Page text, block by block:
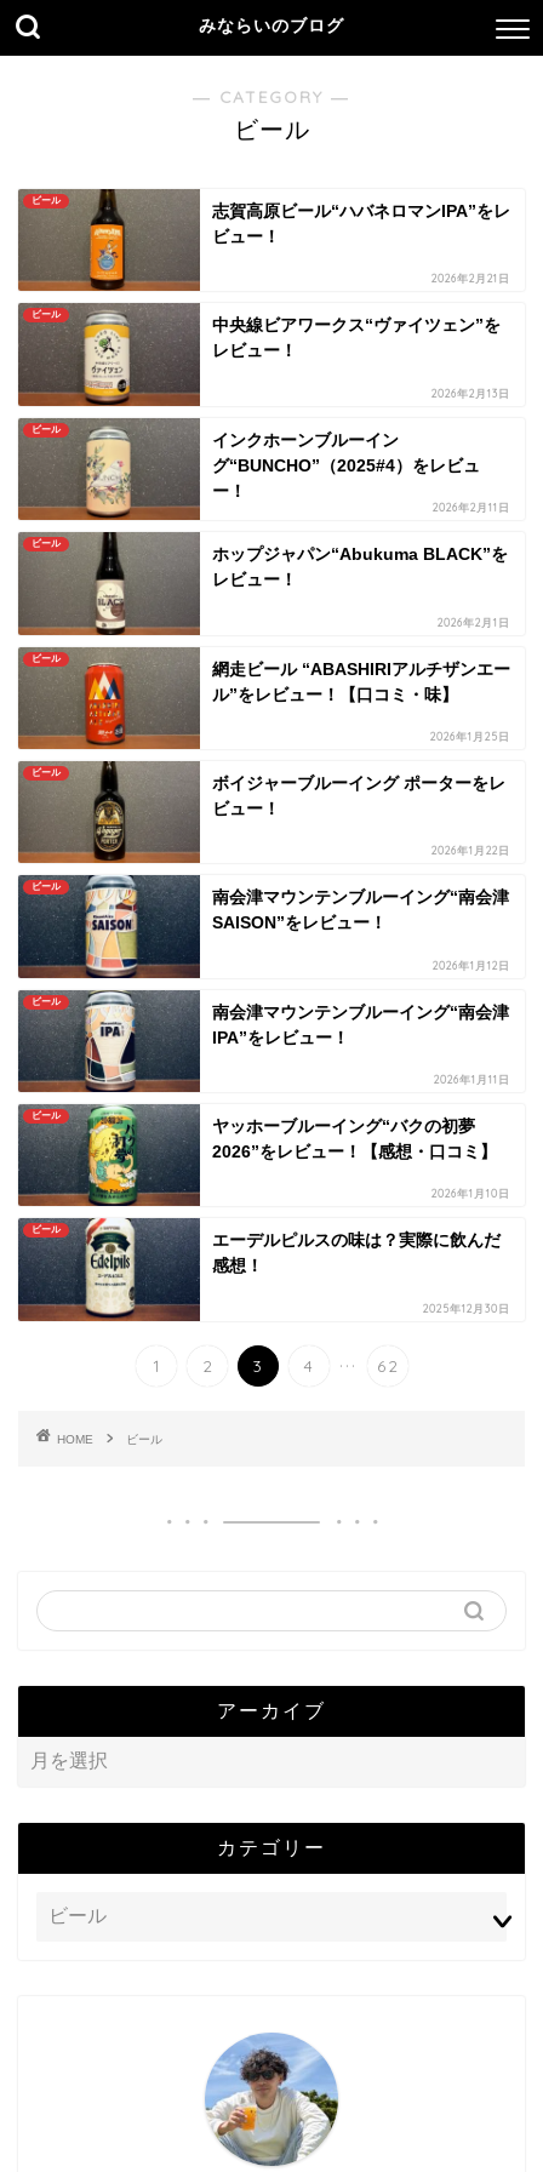
みならいのブログ
― CATEGORY ―
ビール
ビール
志賀高原ビール“ハバネロマンIPA”をレ
ビュー！
2026年2月21日
ビール
中央線ビアワークス“ヴァイツェン”を
レビュー！
2026年2月13日
ビール
インクホーンブルーイン
グ“BUNCHO”（2025#4）をレビュ
ー！
2026年2月11日
ビール
ホップジャパン“Abukuma BLACK”を
レビュー！
2026年2月1日
ビール
網走ビール “ABASHIRIアルチザンエー
ル”をレビュー！【口コミ・味】
2026年1月25日
ビール
ボイジャーブルーイング ポーターをレ
ビュー！
2026年1月22日
ビール
南会津マウンテンブルーイング“南会津
SAISON”をレビュー！
2026年1月12日
ビール
南会津マウンテンブルーイング“南会津
IPA”をレビュー！
2026年1月11日
ビール
ヤッホーブルーイング“バクの初夢
2026”をレビュー！【感想・口コミ】
2026年1月10日
ビール
エーデルピルスの味は？実際に飲んだ
感想！
2025年12月30日
1 2 3 4 ... 62
HOME ビール
アーカイブ
カテゴリー